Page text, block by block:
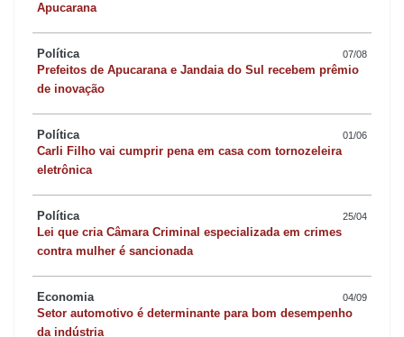
Em dezembro, Cunha aceitou um pedido de impeachment contra
Dilma, que então começou a tramitar na Câmara.
Apucarana
Política 07/08
Prefeitos de Apucarana e Jandaia do Sul recebem prêmio
de inovação
Política 01/06
Carli Filho vai cumprir pena em casa com tornozeleira
eletrônica
Política 25/04
Lei que cria Câmara Criminal especializada em crimes
contra mulher é sancionada
Economia 04/09
Setor automotivo é determinante para bom desempenho
da indústria